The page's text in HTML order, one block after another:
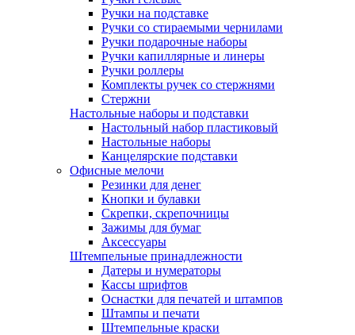
Ручки на подставке
Ручки со стираемыми чернилами
Ручки подарочные наборы
Ручки капиллярные и линеры
Ручки роллеры
Комплекты ручек со стержнями
Стержни
Настольные наборы и подставки
Настольный набор пластиковый
Настольные наборы
Канцелярские подставки
Офисные мелочи
Резинки для денег
Кнопки и булавки
Скрепки, скрепочницы
Зажимы для бумаг
Аксессуары
Штемпельные принадлежности
Датеры и нумераторы
Кассы шрифтов
Оснастки для печатей и штампов
Штампы и печати
Штемпельные краски